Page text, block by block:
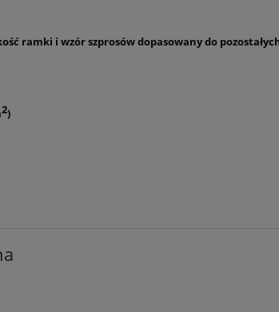
ramki i wzór szprosów dopasowany do
2)